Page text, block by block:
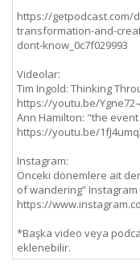
https://getpodcast.com/
transformation-and-
dont-know_0c7f029993
Videolar:
Tim Ingold: Thinking
https://youtu.be/
Ann Hamilton: "the
https://youtu.be/
Instagram:
Önceki dönemlere ait
of wandering”
https://
*Başka video veya
eklenebilir.